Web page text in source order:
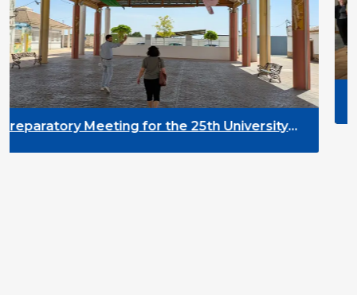
the 25th University
DYPALL Network at
2026 in Tromsø,